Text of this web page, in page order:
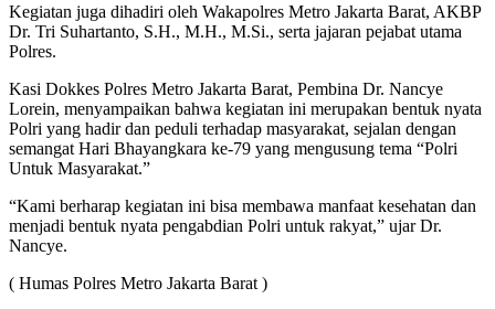
Kegiatan juga dihadiri oleh Wakapolres Metro Jakarta Barat, AKBP
Dr. Tri Suhartanto, S.H., M.H., M.Si., serta jajaran pejabat utama
Polres.
Kasi Dokkes Polres Metro Jakarta Barat, Pembina Dr. Nancye
Lorein, menyampaikan bahwa kegiatan ini merupakan bentuk nyata
Polri yang hadir dan peduli terhadap masyarakat, sejalan dengan
semangat Hari Bhayangkara ke-79 yang mengusung tema “Polri
Untuk Masyarakat.”
“Kami berharap kegiatan ini bisa membawa manfaat kesehatan dan
menjadi bentuk nyata pengabdian Polri untuk rakyat,” ujar Dr.
Nancye.
( Humas Polres Metro Jakarta Barat )